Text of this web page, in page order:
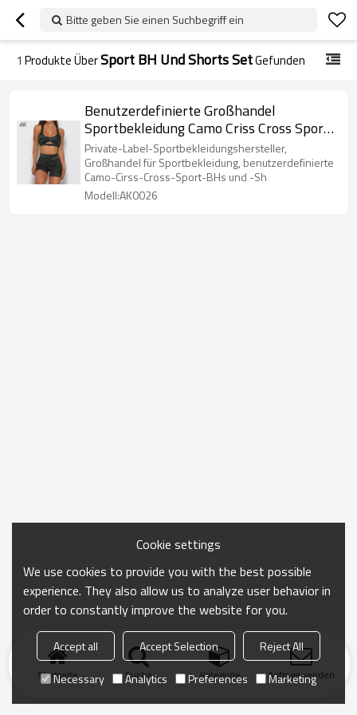
Bitte geben Sie einen Suchbegriff ein
1 Produkte ÜberSport BH Und Shorts SetGefunden
Benutzerdefinierte Großhandel
Sportbekleidung Camo Criss Cross Sport-
BH und Shorts Set-Aktik
Private-Label-Sportbekleidungshersteller,
Großhandel für Sportbekleidung, benutzerdefinierte
Camo-Cirss-Cross-Sport-BHs und -Sh
Modell:AK0026
Startseite Suche Kategorie Anfrage senden
Cookie settings
We use cookies to provide you with the best possible
experience. They also allow us to analyze user behavior in
order to constantly improve the website for you.
Accept all Accept Selection
Reject All
Necessary
Analytics Preferences Marketing